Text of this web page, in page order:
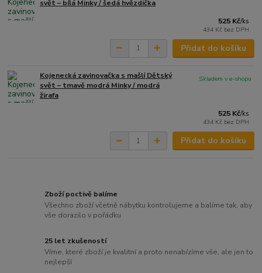
svět – bílá Minky / šedá hvězdička
525 Kč/ks
434 Kč bez DPH
Přidat do košíku
Kojenecká zavinovačka s mašlí Dětský
svět – tmavě modrá Minky / modrá
žirafa
525 Kč/ks
434 Kč bez DPH
Skladem v e-shopu
Přidat do košíku
Zboží poctivě balíme
Všechno zboží včetně nábytku kontrolujeme a balíme tak, aby
vše dorazilo v pořádku
25 let zkušeností
Víme, které zboží je kvalitní a proto nenabízíme vše, ale jen to
nejlepší